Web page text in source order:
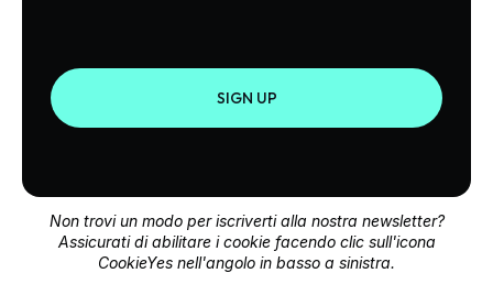
SIGN UP
Non trovi un modo per iscriverti alla nostra newsletter?
Assicurati di abilitare i cookie facendo clic sull'icona
CookieYes nell'angolo in basso a sinistra.